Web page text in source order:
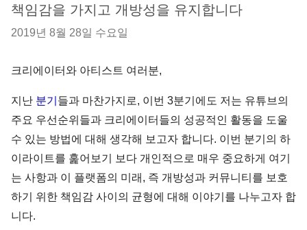
책임감을 가지고 개방성을 유지합니다
2019년 8월 28일 수요일
크리에이터와 아티스트 여러분,
지난 분기 들과 마찬가지로, 이번 3분기에도 저는 유튜브의
주요 우선순위들과 크리에이터들의 성공적인 활동을 도울
수 있는 방법에 대해 생각해 보고자 합니다. 이번 분기의 하
이라이트를 훑어보기 보다 개인적으로 매우 중요하게 여기
는 사항과 이 플랫폼의 미래, 즉 개방성과 커뮤니티를 보호
하기 위한 책임감 사이의 균형에 대해 이야기를 나누고자 합
니다.